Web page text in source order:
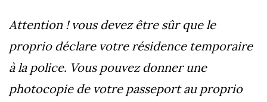
Attention ! vous devez être sûr que le
proprio déclare votre résidence temporaire
à la police. Vous pouvez donner une
photocopie de votre passeport au proprio